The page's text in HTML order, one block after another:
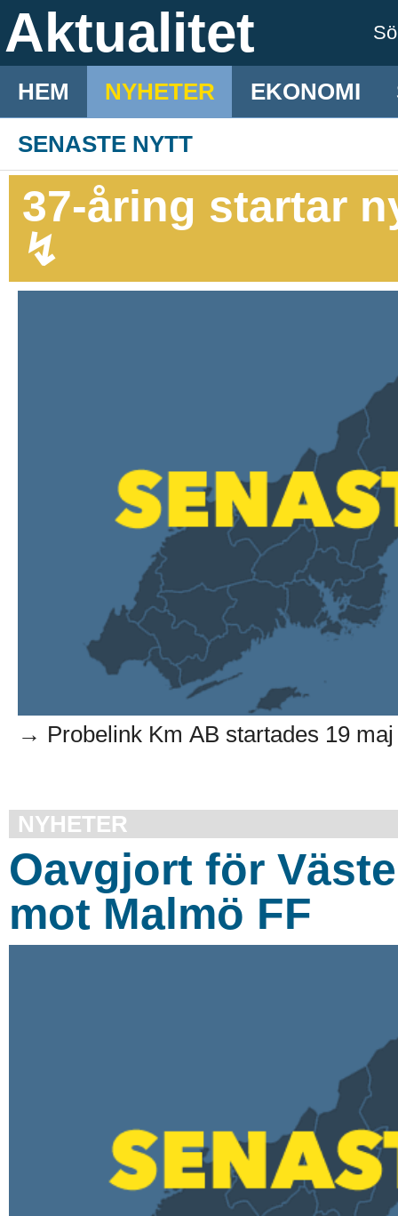
Aktualitet
HEM NYHETER EKONOMI
SENASTE NYTT
37-åring startar
↯
→ Probelink Km AB startades 19 maj
NYHETER
Oavgjort för
mot Malmö FF